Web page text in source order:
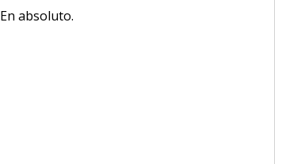
En absoluto.